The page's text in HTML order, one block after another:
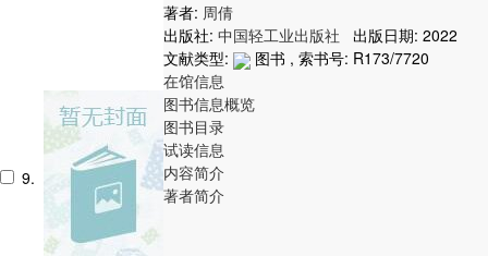
9.
著者: 周倩
出版社: 中国轻工业出版社
出版日期: 2022
文献类型:
图书 , 索书号: R173/7720
在馆信息
图书信息概览
图书目录
试读信息
内容简介
著者简介